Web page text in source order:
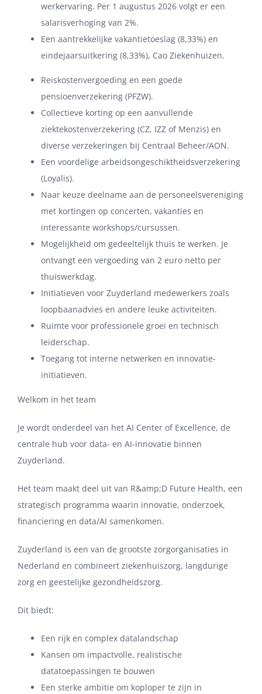
werkervaring. Per 1 augustus 2026 volgt er een
salarisverhoging van 2%.
Een aantrekkelijke vakantietoeslag (8,33%) en
eindejaarsuitkering (8,33%), Cao Ziekenhuizen.
Reiskostenvergoeding en een goede
pensioenverzekering (PFZW).
Collectieve korting op een aanvullende
ziektekostenverzekering (CZ, IZZ of Menzis) en
diverse verzekeringen bij Centraal Beheer/AON.
Een voordelige arbeidsongeschiktheidsverzekering
(Loyalis).
Naar keuze deelname aan de personeelsvereniging
met kortingen op concerten, vakanties en
interessante workshops/cursussen.
Mogelijkheid om gedeeltelijk thuis te werken. Je
ontvangt een vergoeding van 2 euro netto per
thuiswerkdag.
Initiatieven voor Zuyderland medewerkers zoals
loopbaanadvies en andere leuke activiteiten.
Ruimte voor professionele groei en technisch
leiderschap.
Toegang tot interne netwerken en innovatie-
initiatieven.
Welkom in het team
Je wordt onderdeel van het AI Center of Excellence, de
centrale hub voor data- en AI-innovatie binnen
Zuyderland.
Het team maakt deel uit van R&amp;D Future Health, een
strategisch programma waarin innovatie, onderzoek,
financiering en data/AI samenkomen.
Zuyderland is een van de grootste zorgorganisaties in
Nederland en combineert ziekenhuiszorg, langdurige
zorg en geestelijke gezondheidszorg.
Dit biedt:
Een rijk en complex datalandschap
Kansen om impactvolle, realistische
datatoepassingen te bouwen
Een sterke ambitie om koploper te zijn in